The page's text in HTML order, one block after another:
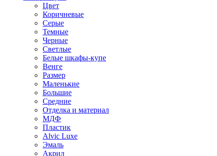
Цвет
Коричневые
Серые
Темные
Черные
Светлые
Белые шкафы-купе
Венге
Размер
Маленькие
Большие
Средние
Отделка и материал
МДФ
Пластик
Alvic Luxe
Эмаль
Акрил